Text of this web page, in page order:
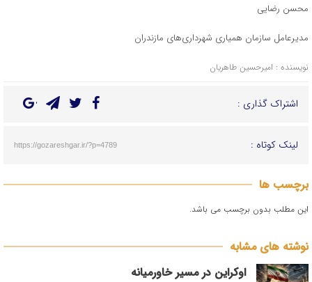
محسن رضایی
مدیرعامل سازمان همیاری شهرداری‌های مازندران
نویسنده : امیرحسین طاهریان
اشتراک گذاری :
لینک کوتاه : https://gozareshgar.ir/?p=4789
برچسب ها
این مطلب بدون برچسب می باشد.
نوشته های مشابه
اوکراین در مسیر خاورمیانه